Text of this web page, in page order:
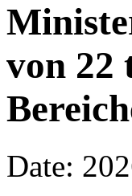
von 22
Date: